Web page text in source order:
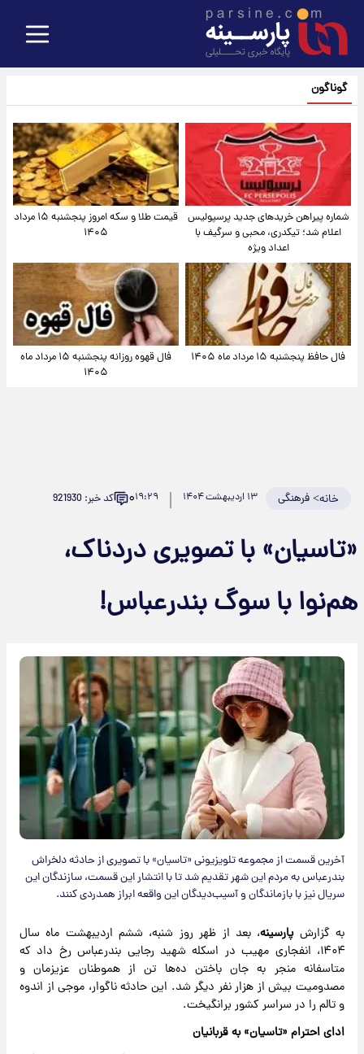
گوناگون
شماره پیراهن خریدهای جدید پرسپولیس
اعلام شد؛ تیکدری، محبی و سرگیف با
اعداد ویژه
قیمت طلا و سکه امروز پنجشنبه ۱۵ مرداد
۱۴۰۵
فال حافظ پنجشنبه ۱۵ مرداد ماه ۱۴۰۵
فال قهوه روزانه پنجشنبه ۱۵ مرداد ماه
۱۴۰۵
خانه>فرهنگی ۱۳ اردیبهشت ۱۴۰۴ ۱۹:۲۹۰ کد خبر: 921930
«تاسیان» با تصویری دردناک،
هم‌نوا با سوگ بندرعباس!
آخرین قسمت از مجموعه تلویزیونی «تاسیان» با تصویری از حادثه دلخراش
بندرعباس به مردم این شهر تقدیم شد تا با انتشار این قسمت، سازندگان این
سریال نیز با بازماندگان و آسیب‌دیدگان این واقعه ابراز همدردی کنند.
به گزارشپارسینه، بعد از ظهر روز شنبه، ششم اردیبهشت ماه سال
۱۴۰۴، انفجاری مهیب در اسکله شهید رجایی بندرعباس رخ داد که
متاسفانه منجر به جان باختن ده‌ها تن از هموطنان عزیزمان و
مصدومیت بیش از هزار نفر دیگر شد. این حادثه ناگوار، موجی از اندوه
و تالم را در سراسر کشور برانگیخت.
ادای احترام «تاسیان» به قربانیان